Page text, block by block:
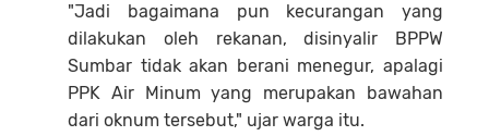
"Jadi bagaimana pun kecurangan yang
dilakukan oleh rekanan, disinyalir BPPW
Sumbar tidak akan berani menegur, apalagi
PPK Air Minum yang merupakan bawahan
dari oknum tersebut," ujar warga itu.